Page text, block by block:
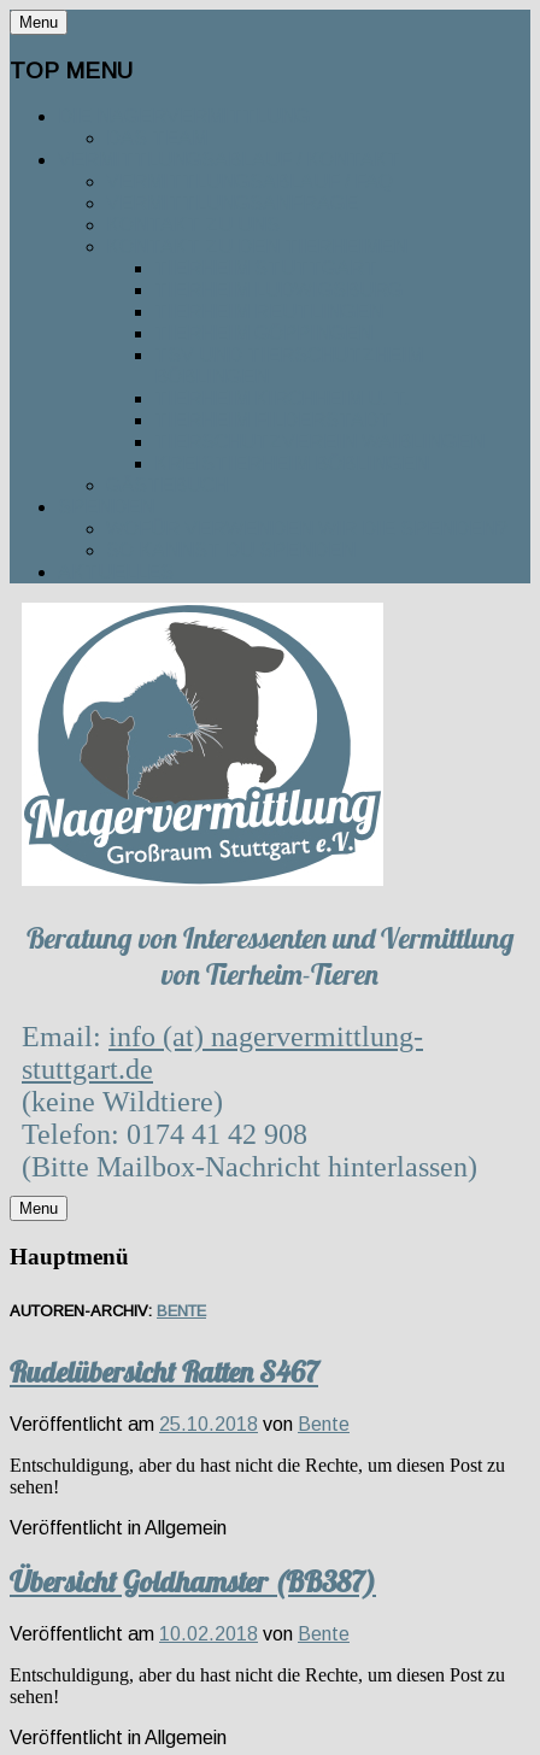
Menu
TOP MENU
Beratung von Interessenten und Vermittlung
von Tierheim-Tieren
Email: info (at) nagervermittlung-
stuttgart.de
(keine Wildtiere)
Telefon: 0174 41 42 908
(Bitte Mailbox-Nachricht hinterlassen)
Menu
Hauptmenü
AUTOREN-ARCHIV: BENTE
Rudelübersicht Ratten S467
Veröffentlicht am 25.10.2018 von Bente
Entschuldigung, aber du hast nicht die Rechte, um diesen Post zu
sehen!
Veröffentlicht inAllgemein
Übersicht Goldhamster (BB387)
Veröffentlicht am 10.02.2018 von Bente
Entschuldigung, aber du hast nicht die Rechte, um diesen Post zu
sehen!
Veröffentlicht inAllgemein